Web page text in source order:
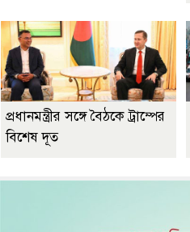
প্রধানমন্ত্রীর সঙ্গে বৈঠকে ট্রাম্পের
বিশেষ দূত